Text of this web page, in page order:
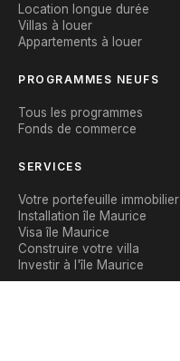
Location longue durée
Villas à louer
Appartements à louer
PROGRAMMES NEUFS
Tous les programmes
Fonds de commerce
SERVICES
Votre portefeuille immobilier
Installation île Maurice
Visa île Maurice
Construire votre villa
Investir à l'île Maurice